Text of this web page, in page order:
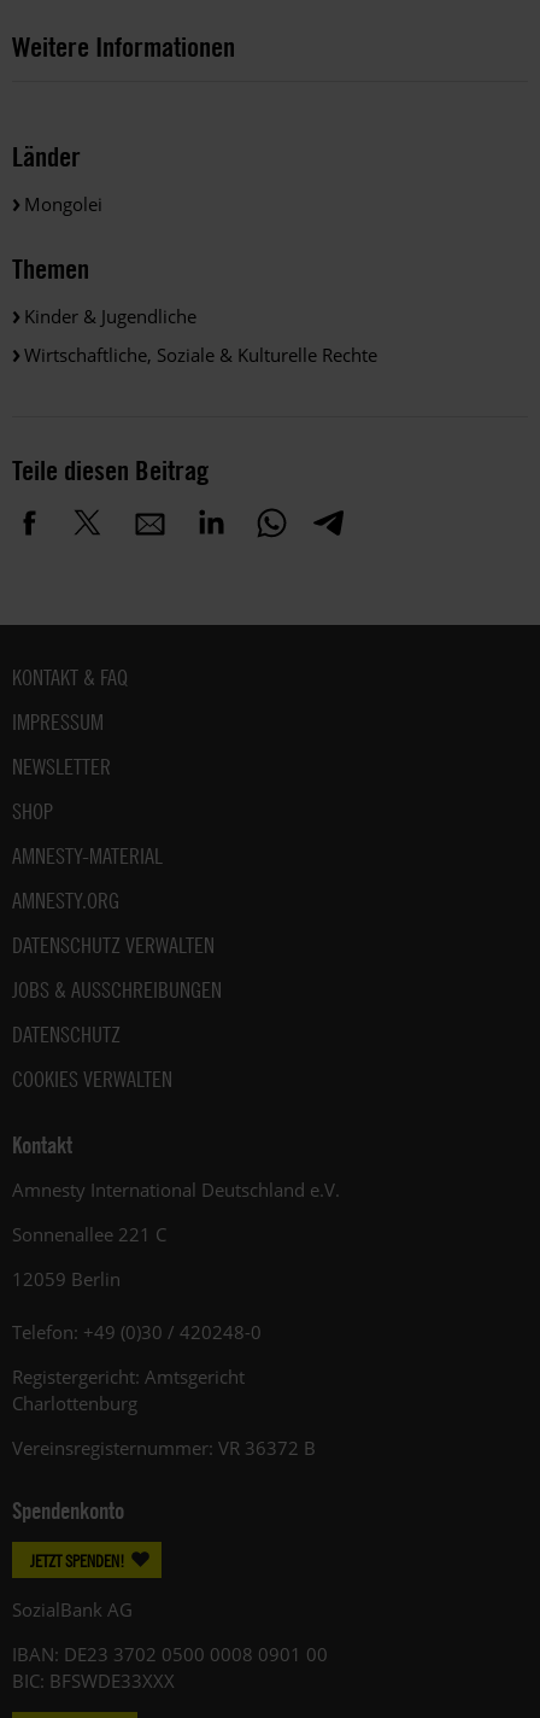
Weitere Informationen
Länder
Mongolei
Themen
Kinder & Jugendliche
Wirtschaftliche, Soziale & Kulturelle Rechte
Teile diesen Beitrag
Fußbereich
KONTAKT & FAQ
IMPRESSUM
NEWSLETTER
SHOP
AMNESTY-MATERIAL
AMNESTY.ORG
DATENSCHUTZ VERWALTEN
JOBS & AUSSCHREIBUNGEN
DATENSCHUTZ
COOKIES VERWALTEN
Kontakt
Amnesty International Deutschland e.V.
Sonnenallee 221 C
12059 Berlin
Telefon: +49 (0)30 / 420248-0
Registergericht: Amtsgericht
Charlottenburg
Vereinsregisternummer: VR 36372 B
Spendenkonto
JETZT SPENDEN!
SozialBank AG
IBAN: DE23 3702 0500 0008 0901 00
BIC: BFSWDE33XXX